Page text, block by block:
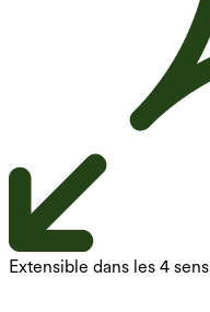
Extensible dans les 4 sens